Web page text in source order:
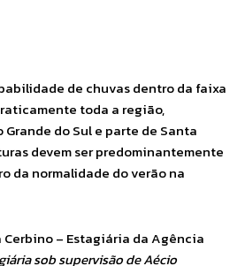
de chuvas dentro da faixa
toda a região,
do Sul e parte de Santa
devem ser predominantemente
da normalidade do verão na
Cerbino – Estagiária da Agência
sob supervisão de Aécio